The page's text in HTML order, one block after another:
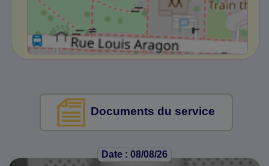
Documents du service
Date : 08/08/26